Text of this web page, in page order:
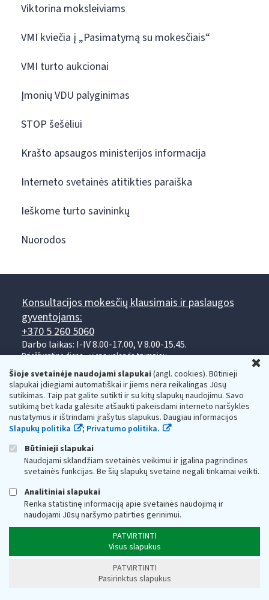
Šioje svetainėje naudojami slapukai(angl. cookies). Būtinieji
slapukai įdiegiami automatiškai ir jiems nėra reikalingas Jūsų
sutikimas. Taip pat galite sutikti ir su kitų slapukų naudojimu. Savo
sutikimą bet kada galėsite atšaukti pakeisdami interneto naršyklės
nustatymus ir ištrindami įrašytus slapukus. Daugiau informacijos
Slapukų politika
; Privatumo politika.
Būtinieji slapukai
Naudojami sklandžiam svetainės veikimui ir įgalina pagrindines
svetainės funkcijas. Be šių slapukų svetainė negali tinkamai veikti.
Analitiniai slapukai
Renka statistinę informaciją apie svetainės naudojimą ir
naudojami Jūsų naršymo patirties gerinimui.
PATVIRTINTI
Visus slapukus
PATVIRTINTI
Pasirinktus slapukus
Viktorina moksleiviams
VMI kviečia į „Pasimatymą su mokesčiais“
VMI turto aukcionai
Įmonių VDU palyginimas
STOP šešėliui
Krašto apsaugos ministerijos informacija
Interneto svetainės atitikties paraiška
Ieškome turto savininkų
Nuorodos
Konsultacijos mokesčių klausimais ir paslaugos
gyventojams:
+370 5 260 5060
Darbo laikas: I-IV 8.00-17.00, V 8.00-15.45.
Prieššventinę dieną - viena valanda trumpiau.
Paklausimas perMano VMI
Valstybinė mokesčių inspekcija prie Lietuvos
Respublikos finansų ministerijos
Biudžetinė įstaiga. Juridinio asmens kodas — 188659752,
adresas: Vasario 16-osios g. 14, 01107 Vilnius, Lietuva, el.paštas:
vmi@vmi.lt, E. pristatymo dėžutės adresas 188659752
Duomenys apie Valstybinę mokesčių inspekciją prie Lietuvos
Respublikos finansų ministerijos kaupiami ir saugomi Juridinių